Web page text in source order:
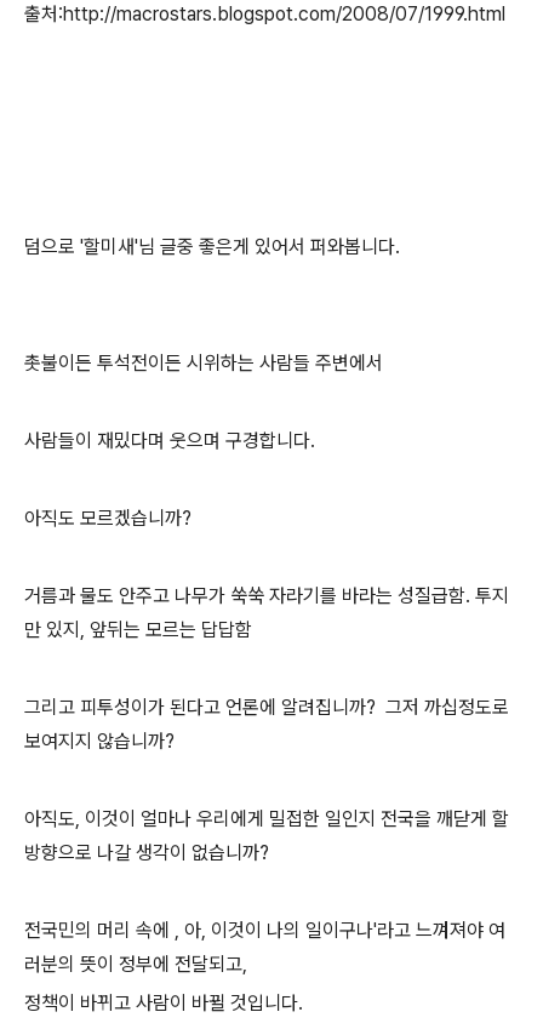
출처:http://macrostars.blogspot.com/2008/07/1999.html
덤으로 '할미새'님 글중 좋은게 있어서 퍼와봅니다.
촛불이든 투석전이든 시위하는 사람들 주변에서
사람들이 재밌다며 웃으며 구경합니다.
아직도 모르겠습니까?
거름과 물도 안주고 나무가 쑥쑥 자라기를 바라는 성질급함. 투지
만 있지, 앞뒤는 모르는 답답함
그리고 피투성이가 된다고 언론에 알려집니까? 그저 까십정도로
보여지지 않습니까?
아직도, 이것이 얼마나 우리에게 밀접한 일인지 전국을 깨닫게 할
방향으로 나갈 생각이 없습니까?
전국민의 머리 속에 , 아, 이것이 나의 일이구나'라고 느껴져야 여
러분의 뜻이 정부에 전달되고,
정책이 바뀌고 사람이 바뀔 것입니다.